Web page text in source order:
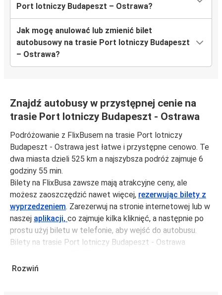
Port lotniczy Budapeszt – Ostrawa?
Jak mogę anulować lub zmienić bilet
autobusowy na trasie Port lotniczy Budapeszt
– Ostrawa?
Znajdź autobusy w przystępnej cenie na
trasie Port lotniczy Budapeszt - Ostrawa
Podróżowanie z FlixBusem na trasie Port lotniczy
Budapeszt - Ostrawa jest łatwe i przystępne cenowo. Te
dwa miasta dzieli 525 km a najszybsza podróż zajmuje 6
godziny 55 min.
Bilety na FlixBusa zawsze mają atrakcyjne ceny, ale
możesz zaoszczędzić nawet więcej, rezerwując bilety z
wyprzedzeniem. Zarezerwuj na stronie internetowej lub w
naszej aplikacji, co zajmuje kilka kliknięć, a następnie po
prostu użyj biletu w telefonie, aby wejść do autobusu.
Bilety na trasie Port lotniczy Budapeszt - Ostrawa
jedynie 128,99 zł, jeśli zarezerwujesz z wyprzedzeniem lub
Rozwiń